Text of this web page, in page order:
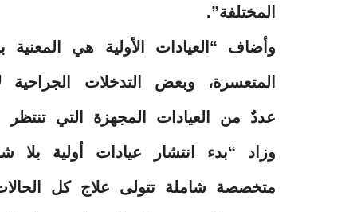
المختلفة”.
وأضاف “العيادات الأولية هي المعنية
المتعسرة، وبعض التدخلات الجراحية
عددٌ من العيادات المجهزة التي
وزاد “بدء انتشار عيادات أولية
متخصصة شاملة تتولى علاج كل